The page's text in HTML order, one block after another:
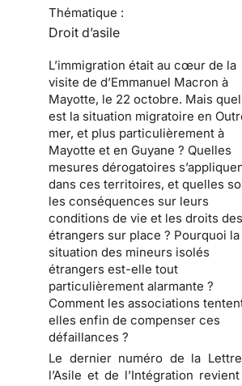
Thématique :
Droit d’asile
L’immigration était au cœur de la
visite de d’Emmanuel Macron à
Mayotte, le 22 octobre. Mais
est la situation migratoire en
mer, et plus particulièrement à
Mayotte et en Guyane ? Quelles
mesures dérogatoires
dans ces territoires, et quelles
les conséquences sur leurs
conditions de vie et les droits des
étrangers sur place ? Pourquoi la
situation des mineurs isolés
étrangers est-elle tout
particulièrement alarmante ?
Comment les associations
elles enfin de compenser ces
défaillances ?
Le dernier numéro de la
l’Asile et de l’Intégration